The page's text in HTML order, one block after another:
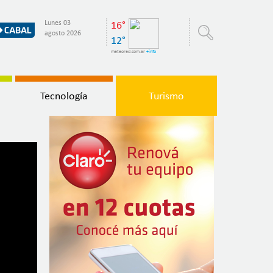
Lunes 03
agosto 2026
16°
12°
meteored.com.ar +info
Tecnología Turismo